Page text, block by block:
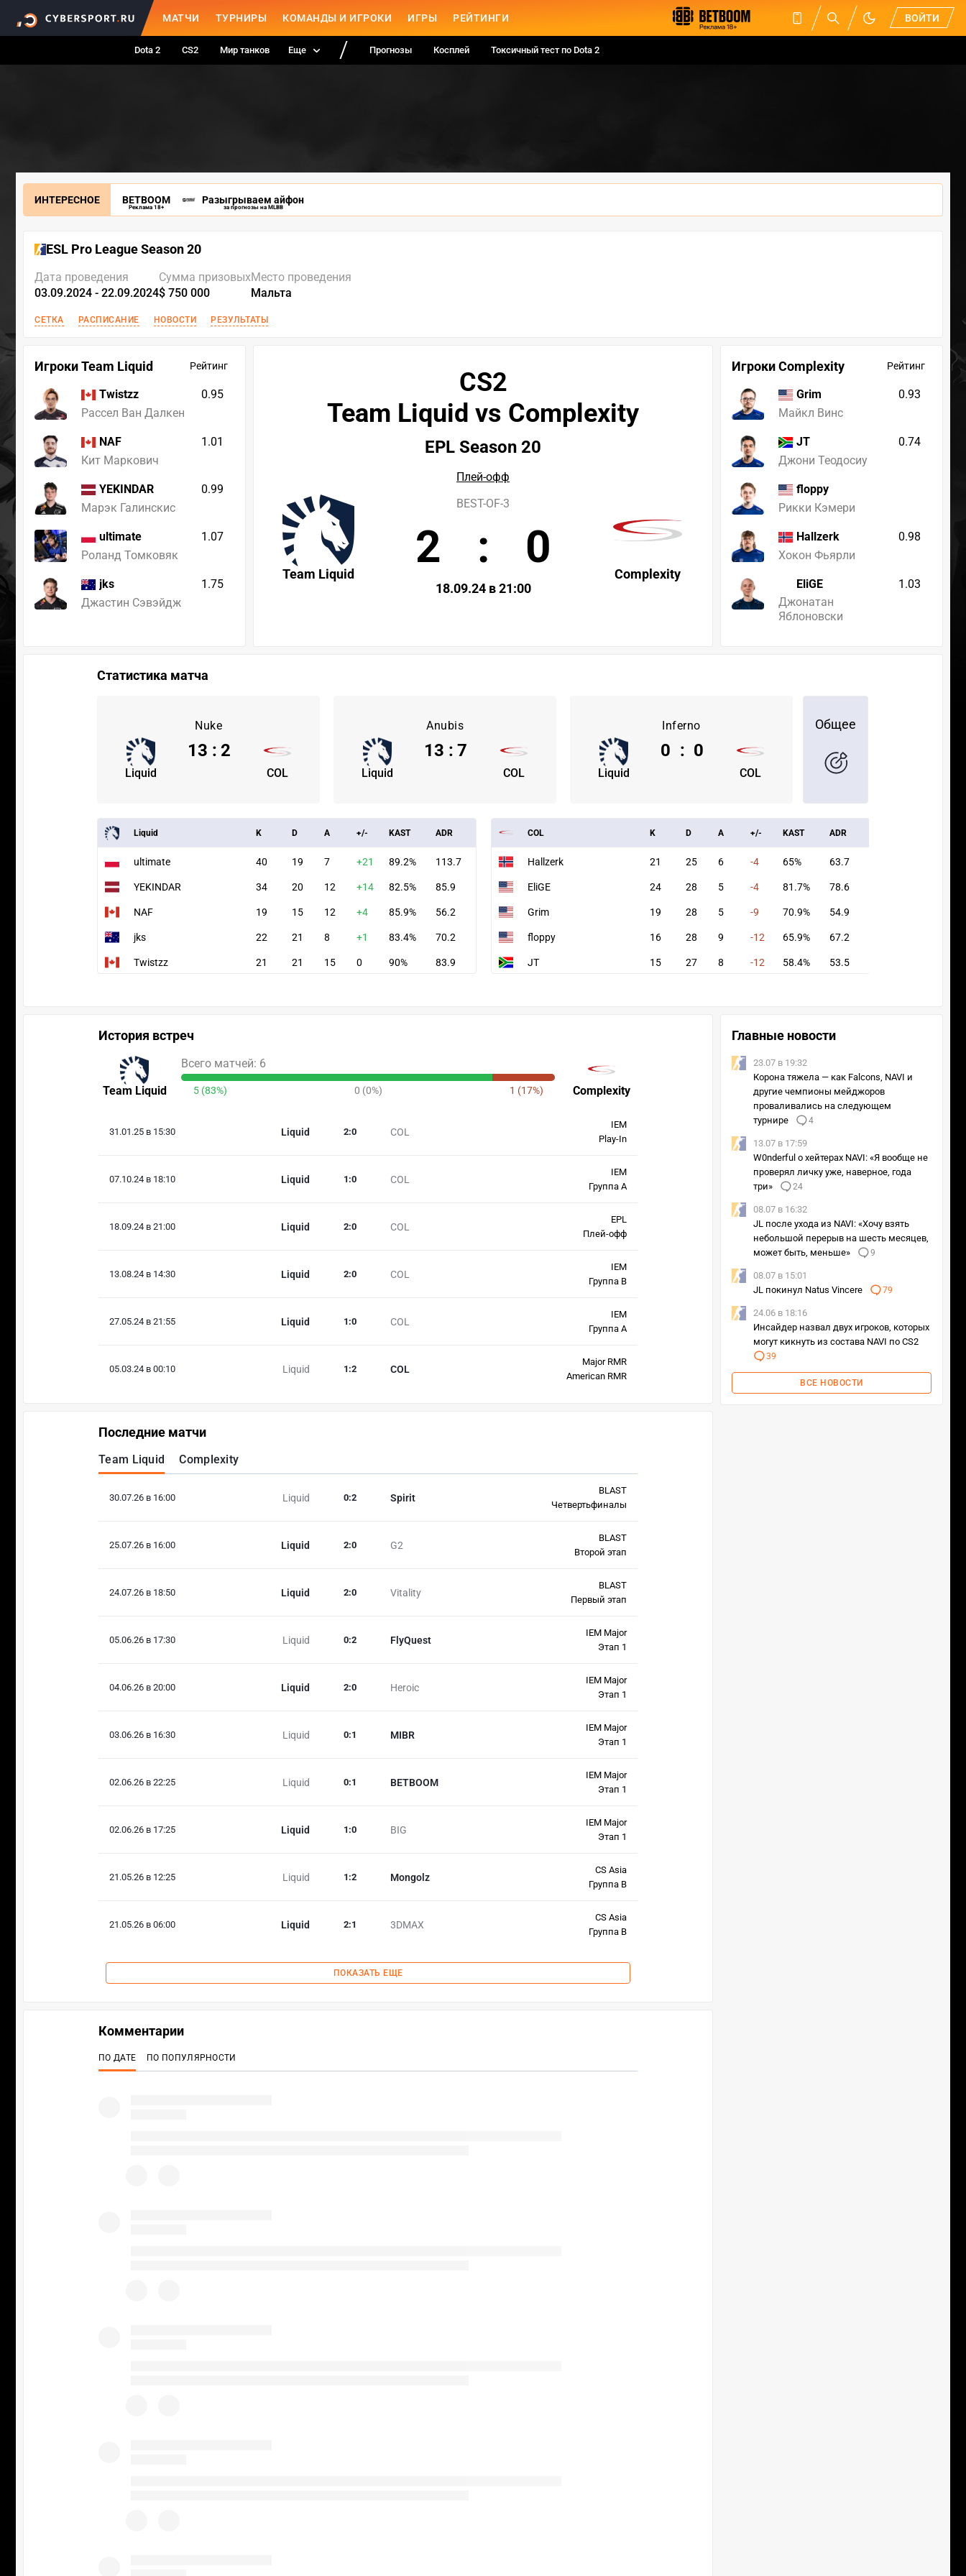
МАТЧИ ТУРНИРЫ КОМАНДЫ И ИГРОКИ ИГРЫ РЕЙТИНГИ ВОЙТИ
Dota 2 CS2 Мир танков Еще Прогнозы Косплей Токсичный тест по Dota 2
ИНТЕРЕСНОЕ BETBOOM
Реклама 18+
Разыгрываем айфон
за прогнозы на MLBB
ESL Pro League Season 20
Дата проведения
03.09.2024 - 22.09.2024
Сумма призовых
$ 750 000
Место проведения
Мальта
СЕТКА РАСПИСАНИЕ НОВОСТИ РЕЗУЛЬТАТЫ
Игроки Team Liquid Рейтинг
Twistzz
Рассел Ван Далкен
0.95
NAF
Кит Маркович
1.01
YEKINDAR
Марэк Галинскис
0.99
ultimate
Роланд Томковяк
1.07
jks
Джастин Сэвэйдж
1.75
Игроки Complexity Рейтинг
Grim
Майкл Винс
0.93
JT
Джони Теодосиу
0.74
floppy
Рикки Кэмери
Hallzerk
Хокон Фьярли
0.98
EliGE
Джонатан
Яблоновски
1.03
CS2
Team Liquid vs Complexity
EPL Season 20
Плей-офф
Team Liquid Complexity
BEST-OF-3
2 : 0
18.09.24 в 21:00
Статистика матча
Nuke
Liquid COL
13 : 2
Anubis
Liquid COL
13 : 7
Inferno
Liquid COL
0 : 0
Общее
Liquid K D A +/- KAST ADR
ultimate 40 19 7 +21 89.2% 113.7
YEKINDAR 34 20 12 +14 82.5% 85.9
NAF 19 15 12 +4 85.9% 56.2
jks 22 21 8 +1 83.4% 70.2
Twistzz 21 21 15 0 90% 83.9
COL K D A +/- KAST ADR
Hallzerk 21 25 6 -4 65% 63.7
EliGE 24 28 5 -4 81.7% 78.6
Grim 19 28 5 -9 70.9% 54.9
floppy 16 28 9 -12 65.9% 67.2
JT 15 27 8 -12 58.4% 53.5
История встреч
Team Liquid Complexity
Всего матчей: 6
5 (83%) 0 (0%) 1 (17%)
31.01.25 в 15:30 Liquid COL
2:0
IEM
Play-In
07.10.24 в 18:10 Liquid COL
1 :0
IEM
Группа А
18.09.24 в 21:00 Liquid COL
2:0
EPL
Плей-офф
13.08.24 в 14:30 Liquid COL
2:0
IEM
Группа B
27.05.24 в 21:55 Liquid COL
1 :0
IEM
Группа А
05.03.24 в 00:10 Liquid COL
1 :2
Major RMR
American RMR
Последние матчи
Team Liquid Complexity
30.07.26 в 16:00 Liquid Spirit
0:2
BLAST
Четвертьфиналы
25.07.26 в 16:00 Liquid G2
2:0
BLAST
Второй этап
24.07.26 в 18:50 Liquid Vitality
2:0
BLAST
Первый этап
05.06.26 в 17:30 Liquid FlyQuest
0:2
IEM Major
Этап 1
04.06.26 в 20:00 Liquid Heroic
2:0
IEM Major
Этап 1
03.06.26 в 16:30 Liquid MIBR
0:1
IEM Major
Этап 1
02.06.26 в 22:25 Liquid BETBOOM
0:1
IEM Major
Этап 1
02.06.26 в 17:25 Liquid BIG
1 :0
IEM Major
Этап 1
21.05.26 в 12:25 Liquid Mongolz
1 :2
CS Asia
Группа В
21.05.26 в 06:00 Liquid 3DMAX
2:1
CS Asia
Группа В
ПОКАЗАТЬ ЕЩЕ
Главные новости
23.07 в 19:32
Корона тяжела — как Falcons, NAVI и
другие чемпионы мейджоров
проваливались на следующем
турнире
4
13.07 в 17:59
W0nderful о хейтерах NAVI: «Я вообще не
проверял личку уже, наверное, года
три»
24
08.07 в 16:32
JL после ухода из NAVI: «Хочу взять
небольшой перерыв на шесть месяцев,
может быть, меньше»
9
08.07 в 15:01
JL покинул Natus Vincere
79
24.06 в 18:16
Инсайдер назвал двух игроков, которых
могут кикнуть из состава NAVI по CS2
39
ВСЕ НОВОСТИ
Комментарии
ПО ДАТЕ ПО ПОПУЛЯРНОСТИ